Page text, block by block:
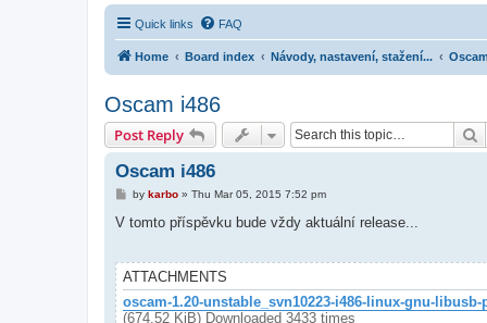
Quick links FAQ
Home Board index Návody, nastavení, stažení... Oscam
Oscam i486
Post Reply
Oscam i486
P
s
by karbo» Thu Mar 05, 2015 7:52 pm
V tomto příspěvku bude vždy aktuální release...
ATTACHMENTS
oscam-1.20-unstable_svn10223-i486-linux-gnu-
(674.52 KiB) Downloaded 3433 times